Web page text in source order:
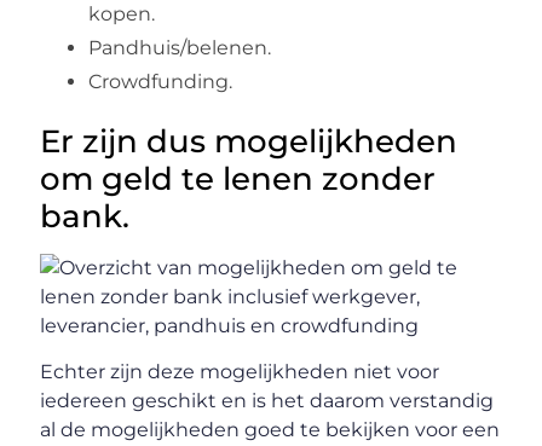
kopen.
Pandhuis/belenen.
Crowdfunding.
Er zijn dus mogelijkheden
om geld te lenen zonder
bank.
Echter zijn deze mogelijkheden niet voor
iedereen geschikt en is het daarom verstandig
al de mogelijkheden goed te bekijken voor een